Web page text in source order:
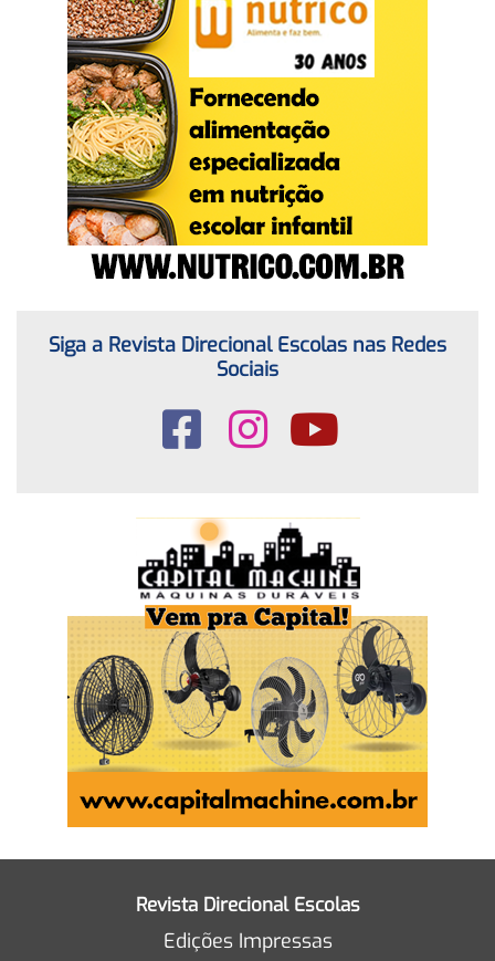
Siga a Revista Direcional Escolas nas Redes
Sociais
Revista Direcional Escolas
Edições Impressas